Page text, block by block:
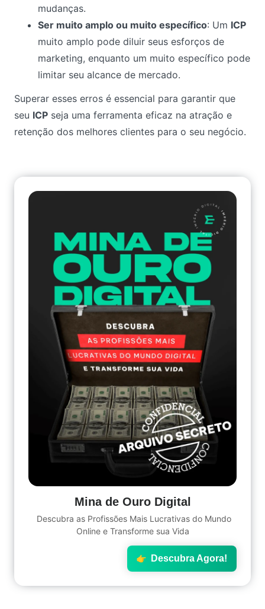
mudanças.
Ser muito amplo ou muito específico: Um ICP
muito amplo pode diluir seus esforços de
marketing, enquanto um muito específico pode
limitar seu alcance de mercado.
Superar esses erros é essencial para garantir que
seu ICP seja uma ferramenta eficaz na atração e
retenção dos melhores clientes para o seu negócio.
Mina de Ouro Digital
Descubra as Profissões Mais Lucrativas do Mundo
Online e Transforme sua Vida
Descubra Agora!